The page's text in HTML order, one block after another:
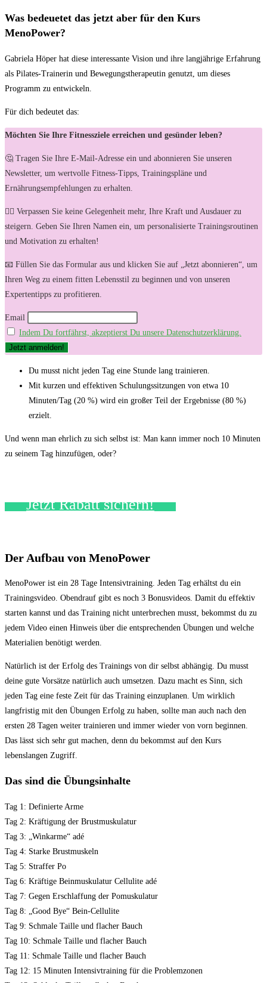
Was bedeuetet das jetzt aber für den Kurs
MenoPower?
Gabriela Höper hat diese interessante Vision und ihre langjährige Erfahrung
als Pilates-Trainerin und Bewegungstherapeutin genutzt, um dieses
Programm zu entwickeln.
Für dich bedeutet das:
Möchten Sie Ihre Fitnessziele erreichen und gesünder leben?
🤔 Tragen Sie Ihre E-Mail-Adresse ein und abonnieren Sie unseren
Newsletter, um wertvolle Fitness-Tipps, Trainingspläne und
Ernährungsempfehlungen zu erhalten.
🏋️‍♀️ Verpassen Sie keine Gelegenheit mehr, Ihre Kraft und Ausdauer zu
steigern. Geben Sie Ihren Namen ein, um personalisierte Trainingsroutinen
und Motivation zu erhalten!
📧 Füllen Sie das Formular aus und klicken Sie auf „Jetzt abonnieren“, um
Ihren Weg zu einem fitten Lebensstil zu beginnen und von unseren
Expertentipps zu profitieren.
Email
Indem Du fortfährst, akzeptierst Du unsere Datenschutzerklärung.
Du musst nicht jeden Tag eine Stunde lang trainieren.
Mit kurzen und effektiven Schulungssitzungen von etwa 10
Minuten/Tag (20 %) wird ein großer Teil der Ergebnisse (80 %)
erzielt.
Und wenn man ehrlich zu sich selbst ist: Man kann immer noch 10 Minuten
zu seinem Tag hinzufügen, oder?
Jetzt Rabatt sichern!
Der Aufbau von MenoPower
MenoPower ist ein 28 Tage Intensivtraining. Jeden Tag erhältst du ein
Trainingsvideo. Obendrauf gibt es noch 3 Bonusvideos. Damit du effektiv
starten kannst und das Training nicht unterbrechen musst, bekommst du zu
jedem Video einen Hinweis über die entsprechenden Übungen und welche
Materialien benötigt werden.
Natürlich ist der Erfolg des Trainings von dir selbst abhängig. Du musst
deine gute Vorsätze natürlich auch umsetzen. Dazu macht es Sinn, sich
jeden Tag eine feste Zeit für das Training einzuplanen. Um wirklich
langfristig mit den Übungen Erfolg zu haben, sollte man auch nach den
ersten 28 Tagen weiter trainieren und immer wieder von vorn beginnen.
Das lässt sich sehr gut machen, denn du bekommst auf den Kurs
lebenslangen Zugriff.
Das sind die Übungsinhalte
Tag 1: Definierte Arme
Tag 2: Kräftigung der Brustmuskulatur
Tag 3: „Winkarme“ adé
Tag 4: Starke Brustmuskeln
Tag 5: Straffer Po
Tag 6: Kräftige Beinmuskulatur Cellulite adé
Tag 7: Gegen Erschlaffung der Pomuskulatur
Tag 8: „Good Bye“ Bein-Cellulite
Tag 9: Schmale Taille und flacher Bauch
Tag 10: Schmale Taille und flacher Bauch
Tag 11: Schmale Taille und flacher Bauch
Tag 12: 15 Minuten Intensivtraining für die Problemzonen